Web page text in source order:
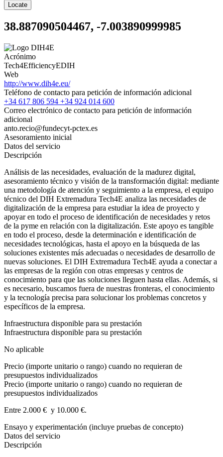
Locate
38.887090504467, -7.003890999985
Acrónimo
Tech4EfficiencyEDIH
Web
http://www.dih4e.eu/
Teléfono de contacto para petición de información adicional
+34 617 806 594 +34 924 014 600
Correo electrónico de contacto para petición de información
adicional
anto.recio@fundecyt-pctex.es
Asesoramiento inicial
Datos del servicio
Descripción
Análisis de las necesidades, evaluación de la madurez digital,
asesoramiento técnico y visión de la transformación digital: mediante
una metodología de atención y seguimiento a la empresa, el equipo
técnico del DIH Extremadura Tech4E analiza las necesidades de
digitalización de la empresa para estudiar la idea de proyecto y
apoyar en todo el proceso de identificación de necesidades y retos
de la pyme en relación con la digitalización. Este apoyo es tangible
en todo el proceso, desde la determinación e identificación de
necesidades tecnológicas, hasta el apoyo en la búsqueda de las
soluciones existentes más adecuadas o necesidades de desarrollo de
nuevas soluciones. El DIH Extremadura Tech4E ayuda a conectar a
las empresas de la región con otras empresas y centros de
conocimiento para que las soluciones lleguen hasta ellas. Además, si
es necesario, buscamos fuera de nuestras fronteras, el conocimiento
y la tecnología precisa para solucionar los problemas concretos y
específicos de la empresa.
Infraestructura disponible para su prestación
Infraestructura disponible para su prestación
No aplicable
Precio (importe unitario o rango) cuando no requieran de
presupuestos individualizados
Precio (importe unitario o rango) cuando no requieran de
presupuestos individualizados
Entre 2.000 € y 10.000 €.
Ensayo y experimentación (incluye pruebas de concepto)
Datos del servicio
Descripción